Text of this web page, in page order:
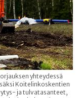
yhteydessä
Koitelinkoskentien
ja tulvatasanteet,